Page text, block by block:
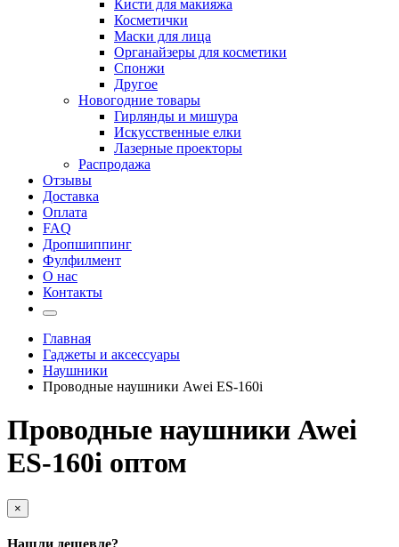
Кисти для макияжа
Косметички
Маски для лица
Органайзеры для косметики
Спонжи
Другое
Новогодние товары
Гирлянды и мишура
Искусственные елки
Лазерные проекторы
Распродажа
Отзывы
Доставка
Оплата
FAQ
Дропшиппинг
Фулфилмент
О нас
Контакты
Главная
Гаджеты и аксессуары
Наушники
Проводные наушники Awei ES-160i
Проводные наушники Awei
ES-160i оптом
×